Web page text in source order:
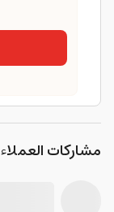
مشاركات العملاء